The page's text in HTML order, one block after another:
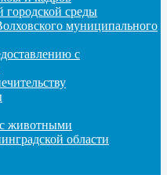
среды
муниципального
с
животными
области